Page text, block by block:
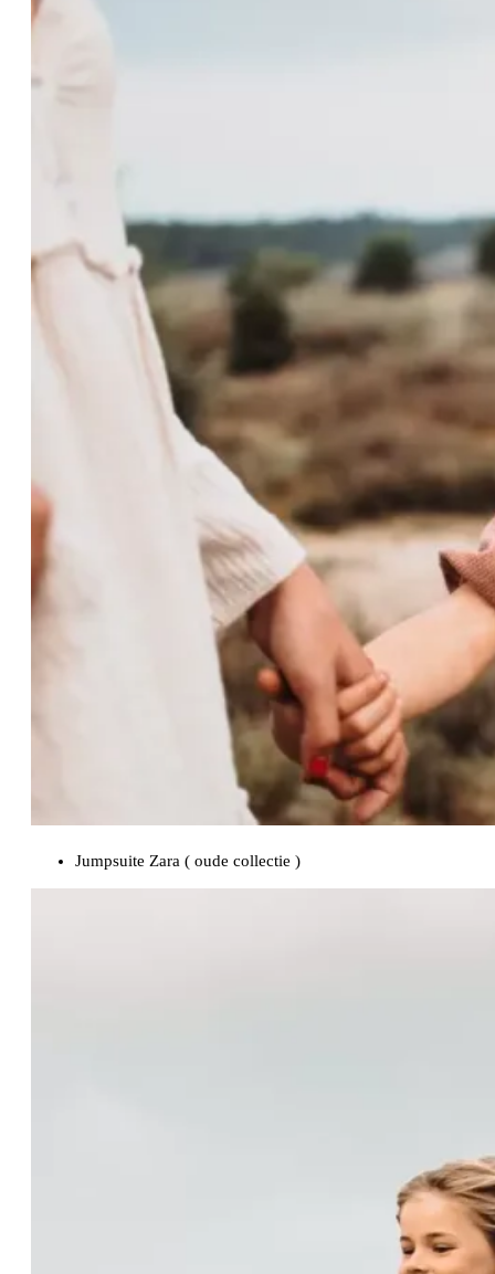
Jumpsuite Zara ( oude collectie )